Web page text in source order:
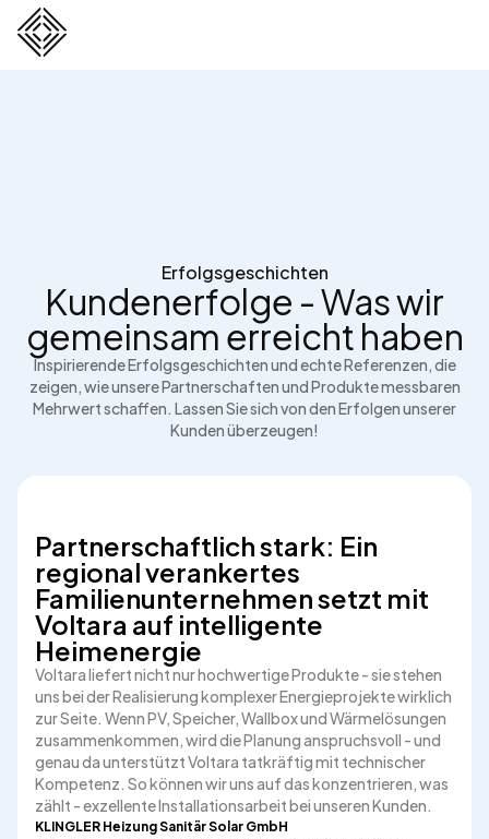
Erfolgsgeschichten
Kundenerfolge - Was wir
gemeinsam erreicht haben
Inspirierende Erfolgsgeschichten und echte Referenzen, die
zeigen, wie unsere Partnerschaften und Produkte messbaren
Mehrwert schaffen. Lassen Sie sich von den Erfolgen unserer
Kunden überzeugen!
Partnerschaftlich stark: Ein
regional verankertes
Familienunternehmen setzt mit
Voltara auf intelligente
Heimenergie
Voltara liefert nicht nur hochwertige Produkte - sie stehen
uns bei der Realisierung komplexer Energieprojekte wirklich
zur Seite. Wenn PV, Speicher, Wallbox und Wärmelösungen
zusammenkommen, wird die Planung anspruchsvoll - und
genau da unterstützt Voltara tatkräftig mit technischer
Kompetenz. So können wir uns auf das konzentrieren, was
zählt - exzellente Installationsarbeit bei unseren Kunden.
KLINGLER Heizung Sanitär Solar GmbH